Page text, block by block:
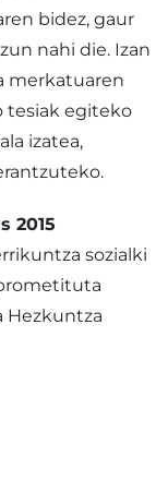
bidez, gaur
nahi die. Izan
merkatuaren
tesiak egiteko
izatea,
2015
sozialki
Hezkuntza